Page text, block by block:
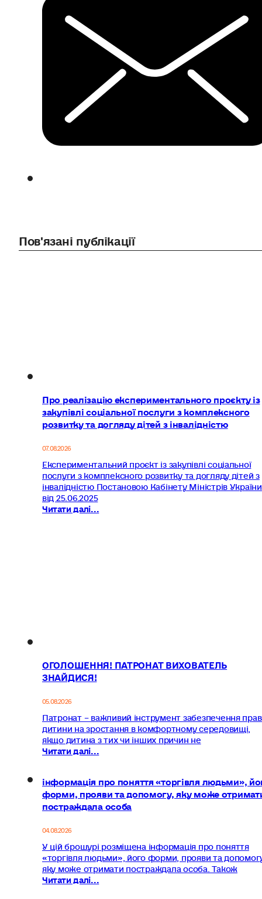
Пов'язані публікації
Про реалізацію експериментального проєкту із
закупівлі соціальної послуги з комплексного
розвитку та догляду дітей з інвалідністю
07.08.2026
Експериментальний проєкт із закупівлі соціальної
послуги з комплексного розвитку та догляду дітей з
інвалідністю Постановою Кабінету Міністрів України
від 25.06.2025
Читати далі...
ОГОЛОШЕННЯ! ПАТРОНАТ ВИХОВАТЕЛЬ
ЗНАЙДИСЯ!
05.08.2026
Патронат – важливий інструмент забезпечення
дитини на зростання в комфортному середовищі,
якщо дитина з тих чи інших причин не
Читати далі...
інформація про поняття «торгівля людьми»,
форми, прояви та допомогу, яку може
постраждала особа
04.08.2026
У цій брошурі розміщена інформація про поняття
«торгівля людьми», його форми, прояви та
яку може отримати постраждала особа. Також
Читати далі...